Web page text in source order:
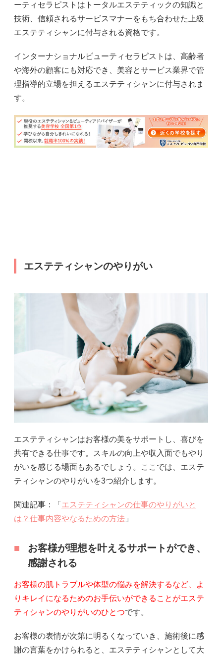
ーティセラピストはトータルエステティックの知識と
技術、信頼されるサービスマナーをもち合わせた上級
エステティシャンに付与される資格です。
インターナショナルビューティセラピストは、高齢者
や海外の顧客にも対応でき、美容とサービス業界で管
理指導的立場を担えるエステティシャンに付与されま
す。
エステティシャンのやりがい
エステティシャンはお客様の美をサポートし、喜びを
共有できる仕事です。スキルの向上や収入面でもやり
がいを感じる場面もあるでしょう。ここでは、エステ
ティシャンのやりがいを3つ紹介します。
関連記事：「 エステティシャンの仕事のやりがいと
は？仕事内容やなるための方法 」
お客様が理想を叶えるサポートができ、
感謝される
お客様の肌トラブルや体型の悩みを解決するなど、よ
りキレイになるためのお手伝いができることがエステ
ティシャンのやりがいのひとつです。
お客様の表情が次第に明るくなっていき、施術後に感
謝の言葉をかけられると、エステティシャンとして大